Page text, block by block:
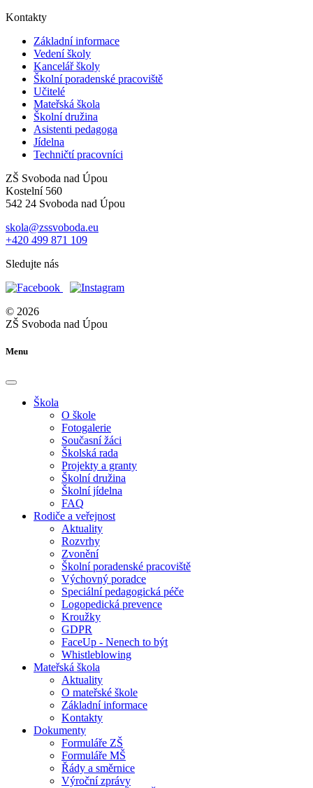
Kontakty
Základní informace
Vedení školy
Kancelář školy
Školní poradenské pracoviště
Učitelé
Mateřská škola
Školní družina
Asistenti pedagoga
Jídelna
Techničtí pracovníci
ZŠ Svoboda nad Úpou
Kostelní 560
542 24 Svoboda nad Úpou
skola@zssvoboda.eu
+420 499 871 109
Sledujte nás
© 2026
ZŠ Svoboda nad Úpou
Menu
Škola
O škole
Fotogalerie
Současní žáci
Školská rada
Projekty a granty
Školní družina
Školní jídelna
FAQ
Rodiče a veřejnost
Aktuality
Rozvrhy
Zvonění
Školní poradenské pracoviště
Výchovný poradce
Speciální pedagogická péče
Logopedická prevence
Kroužky
GDPR
FaceUp - Nenech to být
Whistleblowing
Mateřská škola
Aktuality
O mateřské škole
Základní informace
Kontakty
Dokumenty
Formuláře ZŠ
Formuláře MŠ
Řády a směrnice
Výroční zprávy